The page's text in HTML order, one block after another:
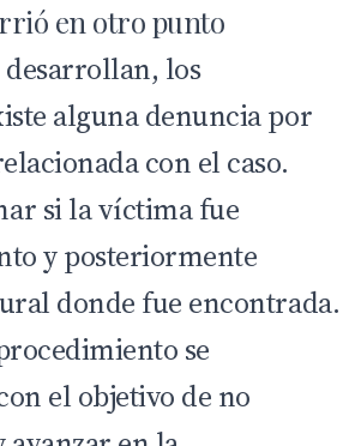
en otro punto
desarrollan, los
alguna denuncia por
con el caso.
si la víctima fue
y posteriormente
donde fue encontrada.
se
el objetivo de no